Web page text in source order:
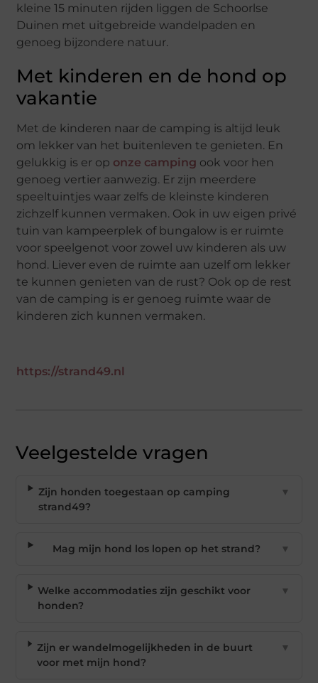
kleine 15 minuten rijden liggen de Schoorlse
Duinen met uitgebreide wandelpaden en
genoeg bijzondere natuur.
Met kinderen en de hond op
vakantie
Met de kinderen naar de camping is altijd leuk
om lekker van het buitenleven te genieten. En
gelukkig is er op onze camping ook voor hen
genoeg vertier aanwezig. Er zijn meerdere
speeltuintjes waar zelfs de kleinste kinderen
zichzelf kunnen vermaken. Ook in uw eigen privé
tuin van kampeerplek of bungalow is er ruimte
voor speelgenot voor zowel uw kinderen als uw
hond. Liever even de ruimte aan uzelf om lekker
te kunnen genieten van de rust? Ook op de rest
van de camping is er genoeg ruimte waar de
kinderen zich kunnen vermaken.
https://strand49.nl
Veelgestelde vragen
Zijn honden toegestaan op camping
strand49?
▼
Mag mijn hond los lopen op het strand? ▼
Welke accommodaties zijn geschikt voor
honden?
▼
Zijn er wandelmogelijkheden in de buurt
voor met mijn hond?
▼